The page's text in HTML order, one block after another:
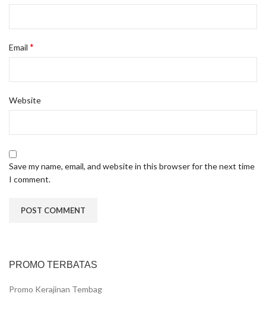
Email *
Website
Save my name, email, and website in this browser for the next time
I comment.
PROMO TERBATAS
Promo Kerajinan Tembag